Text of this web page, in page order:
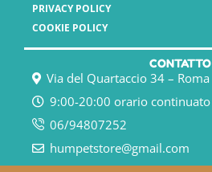
PRIVACY POLICY
COOKIE POLICY
CONTATTO
Via del Quartaccio 34 – Roma
9:00-20:00 orario continuato
06/94807252
humpetstore@gmail.com